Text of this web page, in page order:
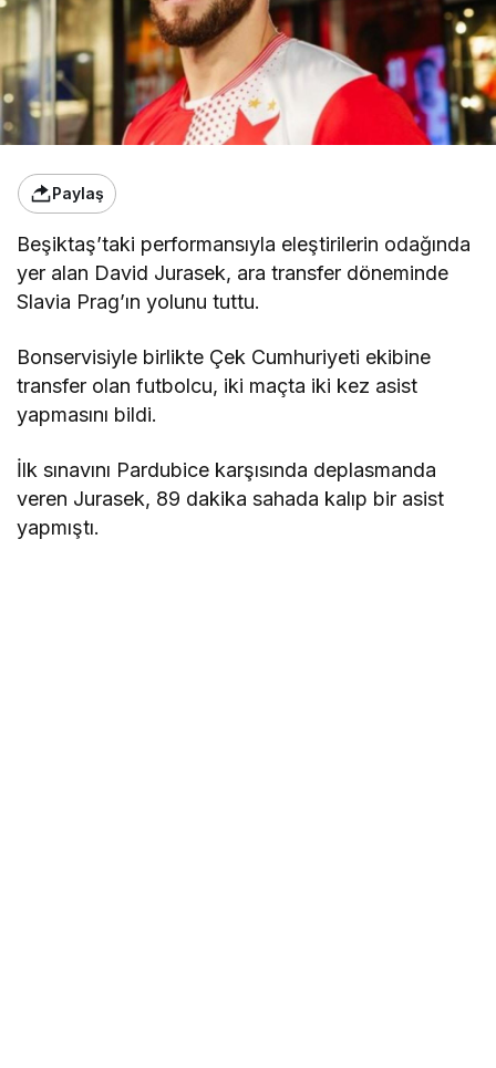
Paylaş
Beşiktaş’taki performansıyla eleştirilerin odağında
yer alan David Jurasek, ara transfer döneminde
Slavia Prag’ın yolunu tuttu.
Bonservisiyle birlikte Çek Cumhuriyeti ekibine
transfer olan futbolcu, iki maçta iki kez asist
yapmasını bildi.
İlk sınavını Pardubice karşısında deplasmanda
veren Jurasek, 89 dakika sahada kalıp bir asist
yapmıştı.